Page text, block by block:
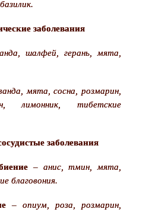
заболевания
шалфей, герань, мята,
мята, сосна, розмарин,
лимонник, тибетские
заболевания
– анис, тмин, мята,
благовония.
– опиум, роза, розмарин,